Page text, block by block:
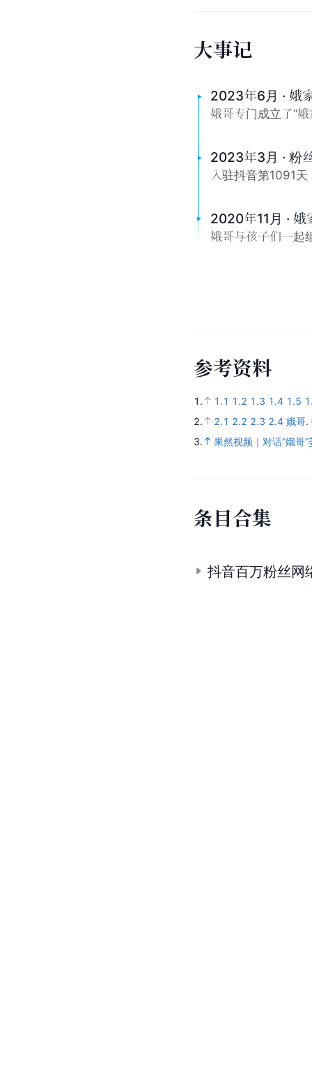
大事记
2023年6月 · 娥
娥哥专门成立了“
2023年3月 · 粉
入驻抖音第1091
2020年11月 · 娥
娥哥与孩子们一起
参考资料
1. 1.1 1.2 1.3 1.4 1.5
2.
2.1 2.2 2.3 2.4 娥哥.
3.
果然视频｜对话“娥哥
条目合集
抖音百万粉丝网